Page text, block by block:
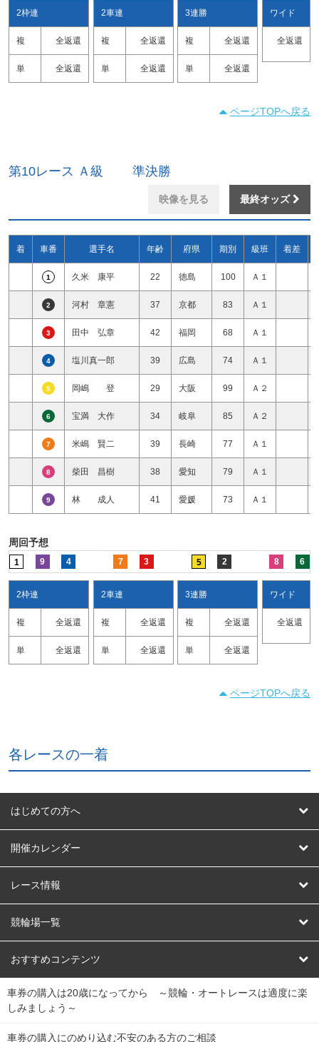
2枠連
複 全返還
単 全返還
2車連
複 全返還
単 全返還
3連勝
複 全返還
単 全返還
ワイド
全返還
ページTOPへ戻る
第10レース Ａ級 準決勝
映像を見る 最終オッズ
着 車番 選手名 年齢 府県 期別 級班 着差
1 久米 康平 22 徳島 100 Ａ１
2 河村 章憲 37 京都 83 Ａ１
3 田中 弘章 42 福岡 68 Ａ１
4 塩川真一郎 39 広島 74 Ａ１
5 岡嶋 登 29 大阪 99 Ａ２
6 宝満 大作 34 岐阜 85 Ａ２
7 米嶋 賢二 39 長崎 77 Ａ１
8 柴田 昌樹 38 愛知 79 Ａ１
9 林 成人 41 愛媛 73 Ａ１
周回予想
1 9 4 7 3 5 2 8 6
2枠連
複 全返還
単 全返還
2車連
複 全返還
単 全返還
3連勝
複 全返還
単 全返還
ワイド
全返還
ページTOPへ戻る
各レースの一着
はじめての方へ
はじめての方へ
開催カレンダー
競輪
オートレース
競輪くじ
Dokanto!
チャリロトプラザ
レース情報
レース予想
レース結果
キャリーオーバー一覧
競輪場一覧
北日本 函館競輪場
関
東
弥彦競輪場 前橋競輪場 取手競輪場 宇都宮競輪場
おすすめコンテンツ
競輪選手情報
Perfecta Navi
車券の購入は20歳になってから ～競輪・オートレースは適度に楽
しみましょう～
車券の購入にのめり込む不安のある方のご相談